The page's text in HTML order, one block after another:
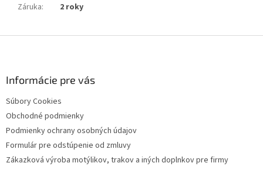
Záruka: 2 roky
Informácie pre vás
Súbory Cookies
Obchodné podmienky
Podmienky ochrany osobných údajov
Formulár pre odstúpenie od zmluvy
Zákazková výroba motýlikov, trakov a iných doplnkov pre firmy